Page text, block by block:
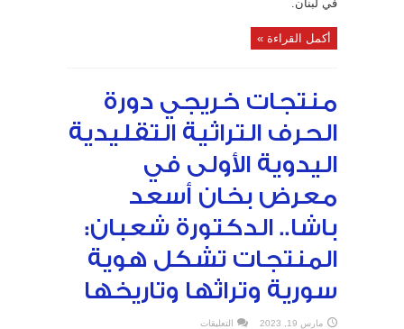
في لبنان.
أكمل القراءة »
منتجات خريجي دورة
الحرف التراثية التقليدية
اليدوية الأولى في
معرض بخان أسعد
باشا.. الدكتورة شعبان:
المنتجات تشكل هوية
سورية وتراثها وتاريخها
مارس 19, 2023 التعليقات